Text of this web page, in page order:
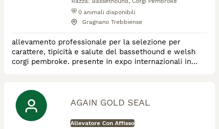
0 animali disponibili
Gragnano Trebbiense
allevamento professionale per la selezione per
carattere, tipicità e salute del bassethound e welsh
corgi pembroke. presente in expo internazionali in
AGAIN GOLD SEAL
Allevatore Con Affisso